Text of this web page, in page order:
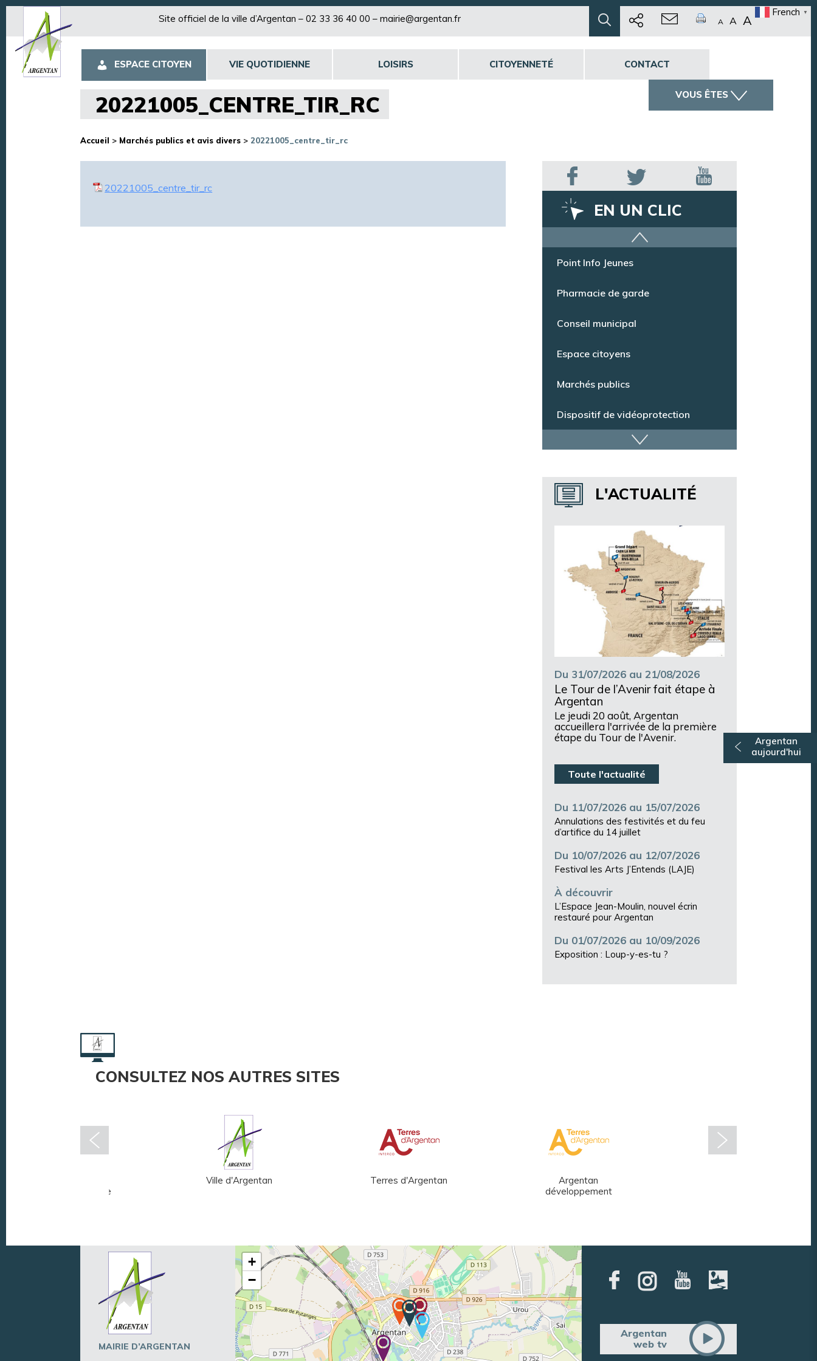
Site officiel de la ville d’Argentan – 02 33 36 40 00 – mairie@argentan.fr A A A
French ▼
ESPACE CITOYEN VIE QUOTIDIENNE LOISIRS CITOYENNETÉ CONTACT
VOUS ÊTES
Argentan
aujourd'hui
20221005_CENTRE_TIR_RC
Accueil > Marchés publics et avis divers > 20221005_centre_tir_rc
20221005_centre_tir_rc
EN UN CLIC
Point Info Jeunes
Pharmacie de garde
Conseil municipal
Espace citoyens
Marchés publics
Dispositif de vidéoprotection
Annuaire des services
Annuaire des associations
Argentan Aujourd’hui
L'ACTUALITÉ
Du 31/07/2026 au 21/08/2026
Le Tour de l’Avenir fait étape à
Argentan
Le jeudi 20 août, Argentan
accueillera l'arrivée de la première
étape du Tour de l'Avenir.
Toute l'actualité
Du 11/07/2026 au 15/07/2026
Annulations des festivités et du feu
d’artifice du 14 juillet
Du 10/07/2026 au 12/07/2026
Festival les Arts J’Entends (LAJE)
À découvrir
L’Espace Jean-Moulin, nouvel écrin
restauré pour Argentan
Du 01/07/2026 au 10/09/2026
Exposition : Loup-y-es-tu ?
CONSULTEZ NOS AUTRES SITES
Léger - André Mare
Ville d'Argentan Terres d'Argentan
Argentan
développement
MAIRIE D’ARGENTAN
+
−
Argentan
web tv